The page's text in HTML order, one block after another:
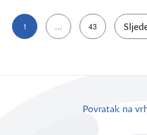
Brojevi
stranica
1 … 43
Povratak na